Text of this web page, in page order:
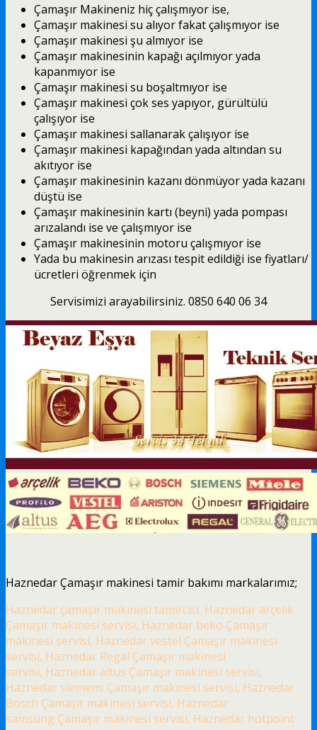
Çamaşır Makineniz hiç çalışmıyor ise,
Çamaşır makinesi su alıyor fakat çalışmıyor ise
Çamaşır makinesi şu almıyor ise
Çamaşır makinesinin kapağı açılmıyor yada
kapanmıyor ise
Çamaşır makinesi su boşaltmıyor ise
Çamaşır makinesi çok ses yapıyor, gürültülü
çalışıyor ise
Çamaşır makinesi sallanarak çalışıyor ise
Çamaşır makinesi kapağından yada altından su
akıtıyor ise
Çamaşır makinesinin kazanı dönmüyor yada kazanı
düştü ise
Çamaşır makinesinin kartı (beyni) yada pompası
arızalandı ise ve çalışmıyor ise
Çamaşır makinesinin motoru çalışmıyor ise
Yada bu makinesin arızası tespit edildiği ise fiyatları/
ücretleri öğrenmek için
Servisimizi arayabilirsiniz. 0850 640 06 34
Haznedar Çamaşır makinesi tamir bakımı markalarımız;
Haznedar çamaşır makinesi tamircisi, Haznedar arçelik
Çamaşır makinesi servisi, Haznedar beko Çamaşır
makinesi servisi, Haznedar vestel Çamaşır makinesi
servisi, Haznedar Regal Çamaşır makinesi
servisi, Haznedar altus Çamaşır makinesi servisi,
Haznedar siemens Çamaşır makinesi servisi, Haznedar
Bosch Çamaşır makinesi servisi, Haznedar
samsung Çamaşır makinesi servisi, Haznedar hotpoint